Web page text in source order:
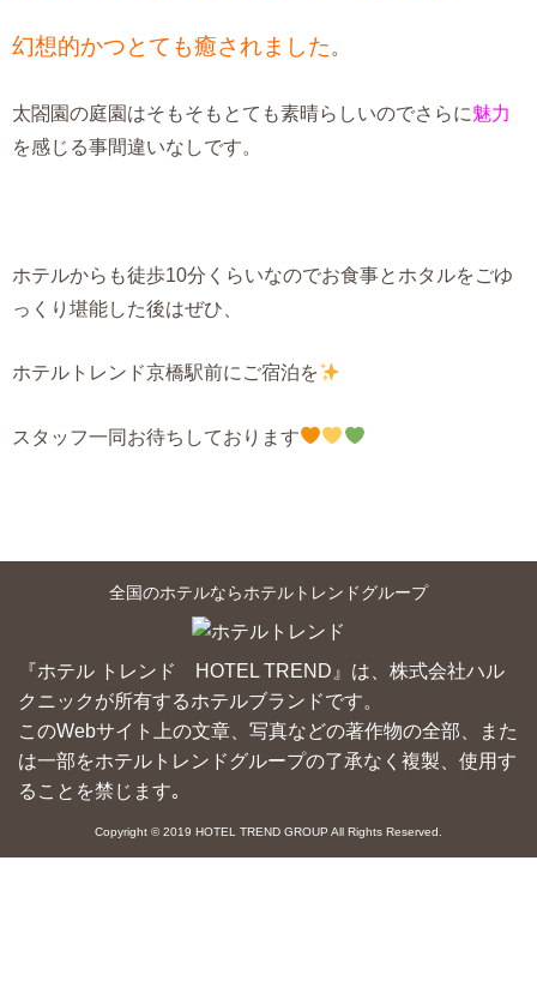
幻想的かつとても癒されました 。
太閤園の庭園はそもそもとても素晴らしいのでさらに魅力
を感じる事間違いなしです。
ホテルからも徒歩10分くらいなのでお食事とホタルをごゆ
っくり堪能した後はぜひ、
ホテルトレンド京橋駅前にご宿泊を
スタッフ一同お待ちしております
全国のホテルならホテルトレンドグループ
『ホテル トレンド HOTEL TREND』は、株式会社ハル
クニックが所有するホテルブランドです。
このWebサイト上の文章、写真などの著作物の全部、また
は一部をホテルトレンドグループの了承なく複製、使用す
ることを禁じます｡
Copyright © 2019 HOTEL TREND GROUP All Rights Reserved.